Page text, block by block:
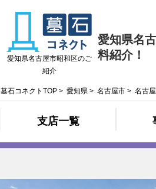
愛知県名
料紹介！
愛知県名古屋市昭和区のご
紹介
墓石コネクトTOP > 愛知県 > 名古屋市 > 名古
支店一覧